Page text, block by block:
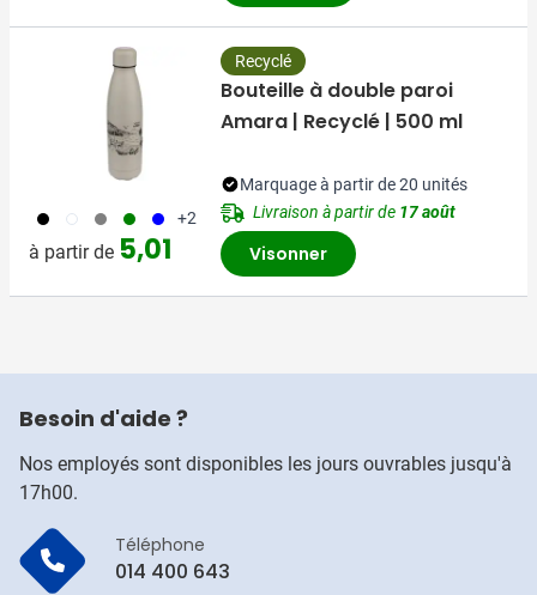
001 002 003 004 005 +2
à partir de 5,01
Recyclé
Bouteille à double paroi
Amara | Recyclé | 500 ml
Marquage à partir de 20 unités
Livraison à partir de 17 août
Visonner
Besoin d'aide ?
Nos employés sont disponibles les jours ouvrables jusqu'à
17h00.
Téléphone
014 400 643